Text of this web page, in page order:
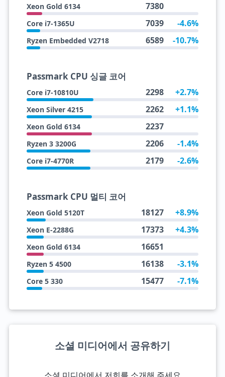
Xeon Gold 6134 7380
Core i7-1365U 7039 -4.6%
Ryzen Embedded V2718 6589 -10.7%
Passmark CPU 싱글 코어
Core i7-10810U 2298 +2.7%
Xeon Silver 4215 2262 +1.1%
Xeon Gold 6134 2237
Ryzen 3 3200G 2206 -1.4%
Core i7-4770R 2179 -2.6%
Passmark CPU 멀티 코어
Xeon Gold 5120T 18127 +8.9%
Xeon E-2288G 17373 +4.3%
Xeon Gold 6134 16651
Ryzen 5 4500 16138 -3.1%
Core 5 330 15477 -7.1%
소셜 미디어에서 공유하기